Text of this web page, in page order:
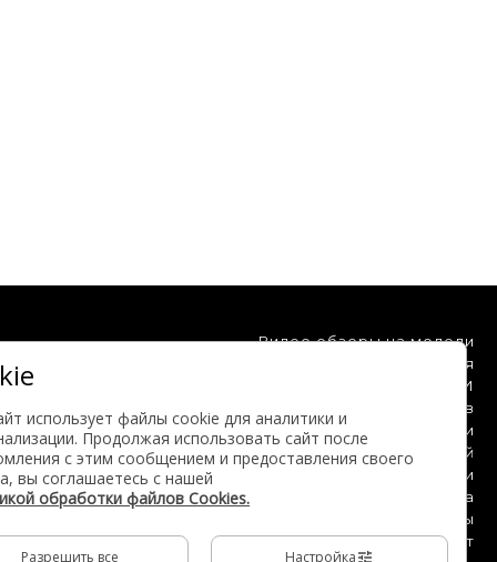
собой
и ст 146
Видео обзоры на модели
Клинические испытания
Мы на ТВ и в СМИ
Отзывы клиентов
Блог компании
База знаний
Инструкции
Карта сайта
Реквизиты
Личный кабинет
использует файлы cookie для аналитики и
Продолжая использовать сайт после
с этим сообщением и предоставления своего
вы соглашаетесь с нашей
обработки файлов Cookies.
Разрешить все Настройка